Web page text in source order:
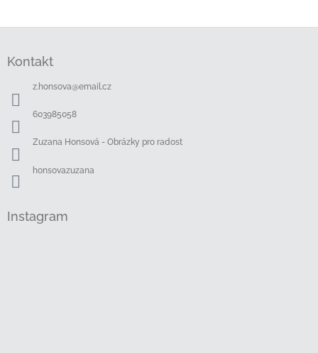
Kontakt
z.honsova@email.cz
603985058
Zuzana Honsová - Obrázky pro radost
honsovazuzana
Instagram